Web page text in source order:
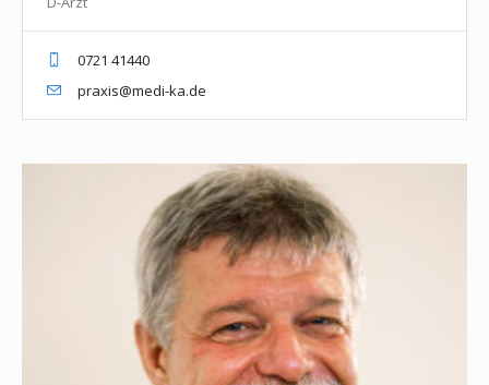
0721 41440
praxis@medi-ka.de